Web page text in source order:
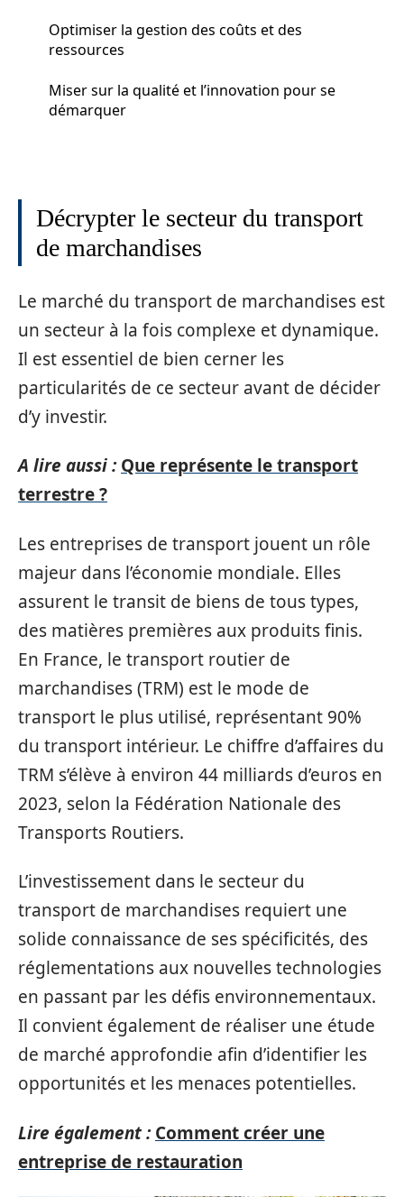
Optimiser la gestion des coûts et des
ressources
Miser sur la qualité et l’innovation pour se
démarquer
Décrypter le secteur du transport
de marchandises
Le marché du transport de marchandises est
un secteur à la fois complexe et dynamique.
Il est essentiel de bien cerner les
particularités de ce secteur avant de décider
d’y investir.
A lire aussi : Que représente le transport
terrestre ?
Les entreprises de transport jouent un rôle
majeur dans l’économie mondiale. Elles
assurent le transit de biens de tous types,
des matières premières aux produits finis.
En France, le transport routier de
marchandises (TRM) est le mode de
transport le plus utilisé, représentant 90%
du transport intérieur. Le chiffre d’affaires du
TRM s’élève à environ 44 milliards d’euros en
2023, selon la Fédération Nationale des
Transports Routiers.
L’investissement dans le secteur du
transport de marchandises requiert une
solide connaissance de ses spécificités, des
réglementations aux nouvelles technologies
en passant par les défis environnementaux.
Il convient également de réaliser une étude
de marché approfondie afin d’identifier les
opportunités et les menaces potentielles.
Lire également : Comment créer une
entreprise de restauration